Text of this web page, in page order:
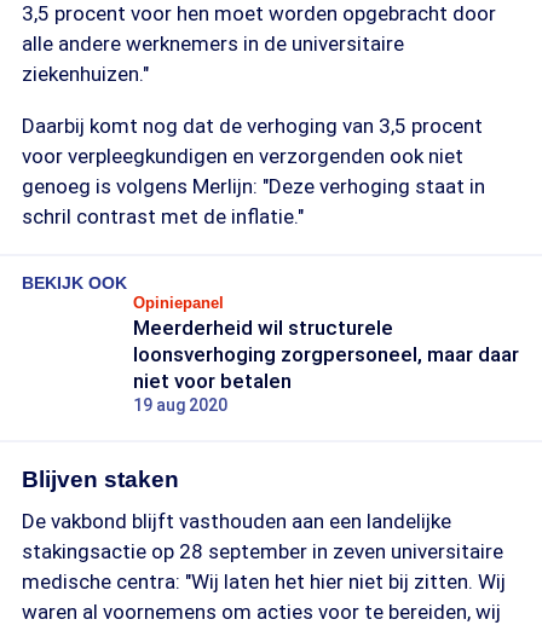
3,5 procent voor hen moet worden opgebracht door
alle andere werknemers in de universitaire
ziekenhuizen."
Daarbij komt nog dat de verhoging van 3,5 procent
voor verpleegkundigen en verzorgenden ook niet
genoeg is volgens Merlijn: "Deze verhoging staat in
schril contrast met de inflatie."
BEKIJK OOK
Opiniepanel
Meerderheid wil structurele
loonsverhoging zorgpersoneel, maar daar
niet voor betalen
19 aug 2020
Blijven staken
De vakbond blijft vasthouden aan een landelijke
stakingsactie op 28 september in zeven universitaire
medische centra: "Wij laten het hier niet bij zitten. Wij
waren al voornemens om acties voor te bereiden, wij